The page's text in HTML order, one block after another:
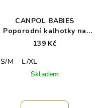
CANPOL BABIES
Poporodní kalhotky na
více použití 2ks
139 Kč
S/M
L/XL
Skladem